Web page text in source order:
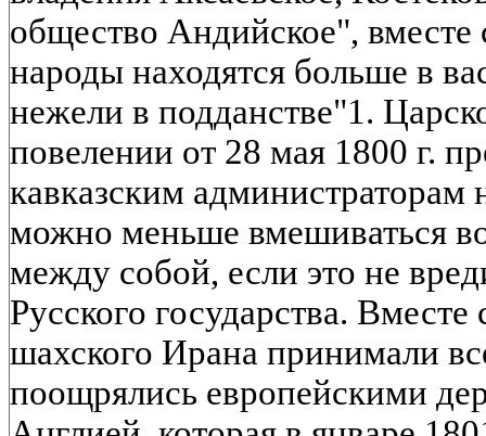
общество Андийское", вместе
народы находятся больше в
нежели в подданстве"1.
повелении от 28 мая 1800 г.
кавказским администраторам
можно меньше вмешиваться
между собой, если это не
Русского государства.
шахского Ирана принимали
поощрялись европейскими